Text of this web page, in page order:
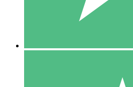
10 Téléchargements